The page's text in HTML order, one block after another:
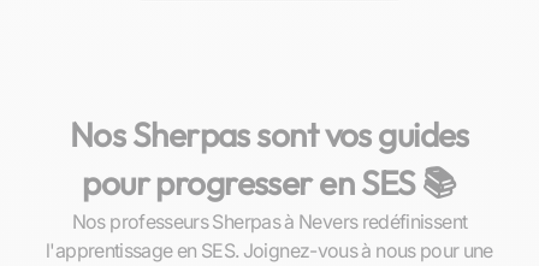
Nos Sherpas sont vos guides
pour progresser en SES 📚
Nos professeurs Sherpas à Nevers redéfinissent
l'apprentissage en SES. Joignez-vous à nous pour une